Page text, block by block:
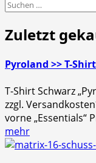
Suchen
Zuletzt
Pyroland >> T-
T-Shirt Schwarz
zzgl.
vorne „Essentials“
mehr